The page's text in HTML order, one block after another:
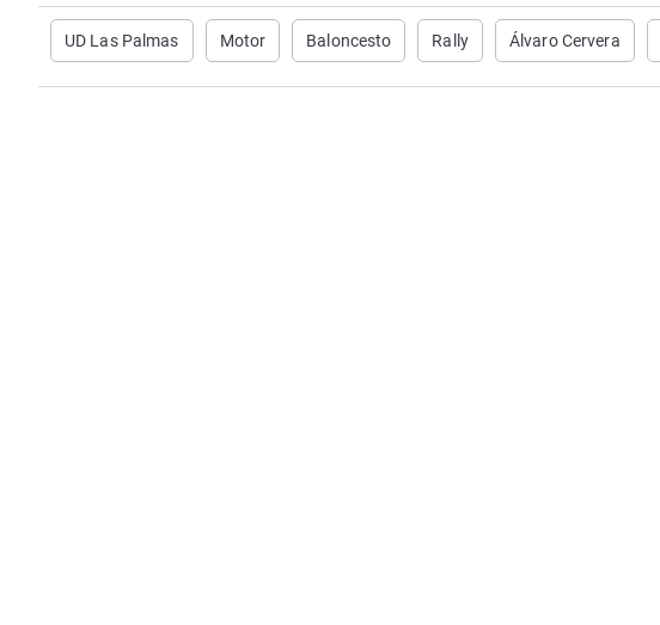
UD Las Palmas Motor Baloncesto Rally Álvaro Cervera